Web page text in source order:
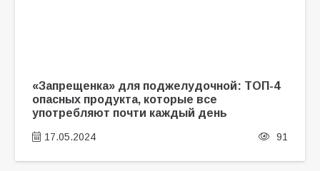
«Запрещенка» для поджелудочной: ТОП-4
опасных продукта, которые все
употребляют почти каждый день
17.05.2024 91